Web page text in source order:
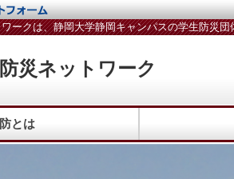
災ネットワーク
ークは、静岡大学静岡キャンパスの学生防災
とは